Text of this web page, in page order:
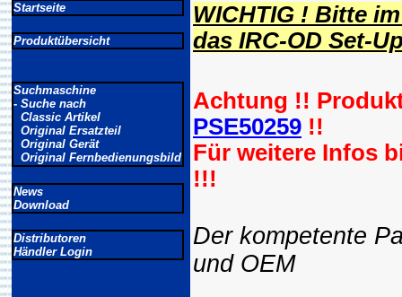
Startseite
Produktübersicht
Suchmaschine
- Suche nach
Classic Artikel
Original Ersatzteil
Original Gerät
Original Fernbedienungsbild
News
Download
Distributoren
Händler Login
WICHTIG ! Bitte
das IRC-OD Set-
Achtung !!
PSE50259 !!
Für weitere Infos
!!!
Der kompetente
und OEM